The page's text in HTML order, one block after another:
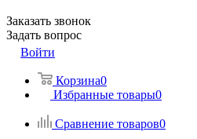
Заказать звонок
Задать вопрос
Войти
Корзина0
Избранные товары0
Сравнение товаров0